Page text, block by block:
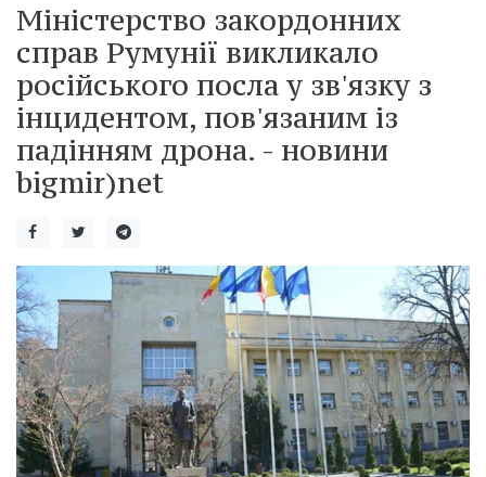
Міністерство закордонних
справ Румунії викликало
російського посла у зв'язку з
інцидентом, пов'язаним із
падінням дрона. - новини
bigmir)net